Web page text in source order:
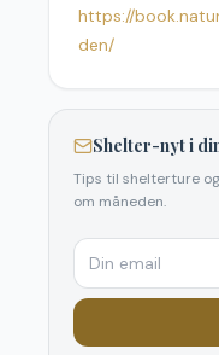
https://
den/
Shelter-nyt i
Tips til shelterture
om måneden.